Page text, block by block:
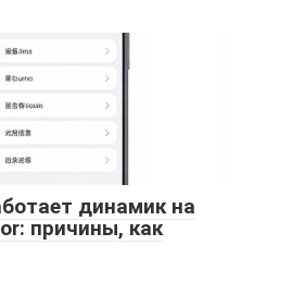
динамик на
причины, как